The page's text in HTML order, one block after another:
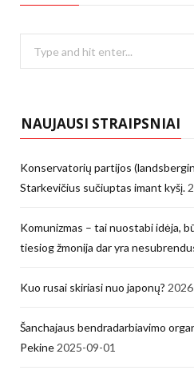
NAUJAUSI STRAIPSNIAI
Konservatorių partijos
Starkevičius sučiuptas imant kyšį.
Komunizmas – tai nuostabi idėja,
tiesiog žmonija dar yra
Kuo rusai skiriasi nuo japonų?
Šanchajaus bendradarbiavimo
Pekine 2025-09-01